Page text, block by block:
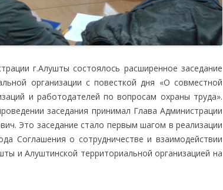
г.Алушты состоялось расширенное заседание
организации с повесткой дня «О совместной
и работодателей по вопросам охраны труда».
заседания принимал Глава Администрации
Это заседание стало первым шагом в реализации
Соглашения о сотрудничестве и взаимодействии
и Алуштинской территориальной организацией на